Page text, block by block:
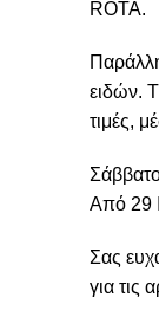
ROTA.
ειδών.
τιμές,
Από 29
Σας
για τις